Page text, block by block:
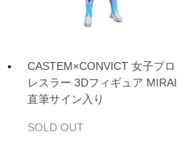
CASTEM×CONVICT 女子プロ
レスラー 3Dフィギュア MIRAI
直筆サイン入り
SOLD OUT